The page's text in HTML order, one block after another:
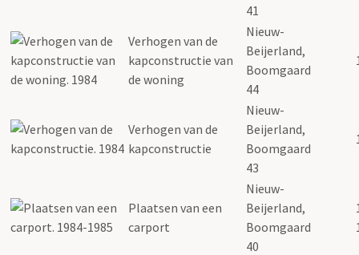
41
Verhogen van de
kapconstructie van
de woning
Nieuw-
Beijerland,
Boomgaard
44
Verhogen van de
kapconstructie
Nieuw-
Beijerland,
Boomgaard
43
Plaatsen van een
carport
Nieuw-
Beijerland,
Boomgaard
40